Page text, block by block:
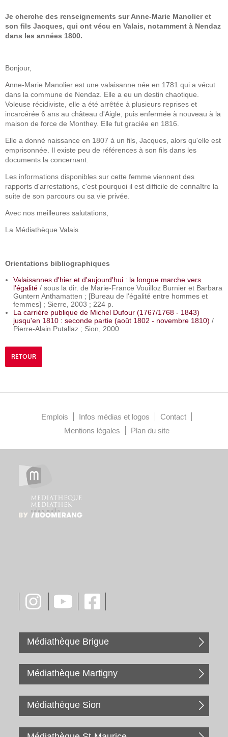
Je cherche des renseignements sur Anne-Marie Manolier et
son fils Jacques, qui ont vécu en Valais, notamment à Nendaz
dans les années 1800.
Bonjour,
Anne-Marie Manolier est une valaisanne née en 1781 qui a vécut
dans la commune de Nendaz. Elle a eu un destin chaotique.
Voleuse récidiviste, elle a été arrêtée à plusieurs reprises et
incarcérée 6 ans au château d'Aigle, puis enfermée à nouveau à la
maison de force de Monthey. Elle fut graciée en 1816.
Elle a donné naissance en 1807 à un fils, Jacques, alors qu'elle est
emprisonnée. Il existe peu de références à son fils dans les
documents la concernant.
Les informations disponibles sur cette femme viennent des
rapports d'arrestations, c'est pourquoi il est difficile de connaître la
suite de son parcours ou sa vie privée.
Avec nos meilleures salutations,
La Médiathèque Valais
Orientations bibliographiques
Valaisannes d'hier et d'aujourd'hui : la longue marche vers
l'égalité / sous la dir. de Marie-France Vouilloz Burnier et Barbara
Guntern Anthamatten ; [Bureau de l'égalité entre hommes et
femmes] ; Sierre, 2003 ; 224 p.
La carrière publique de Michel Dufour (1767/1768 - 1843)
jusqu'en 1810 : seconde partie (août 1802 - novembre 1810) /
Pierre-Alain Putallaz ; Sion, 2000
RETOUR
Emplois Infos médias et logos
Contact
Mentions légales
Plan du site
Médiathèque Brigue
Médiathèque Martigny
Médiathèque Sion